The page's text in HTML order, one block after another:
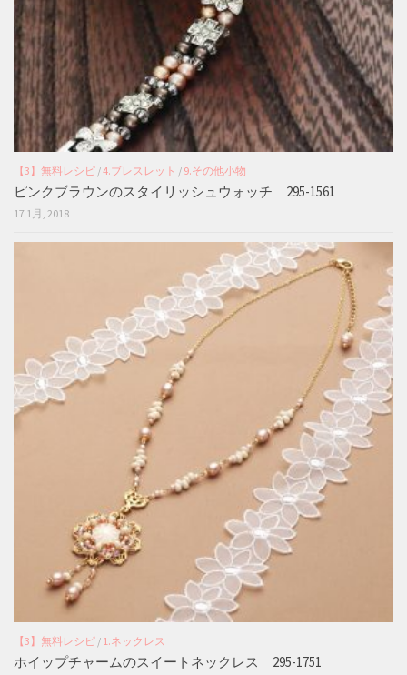
【3】無料レシピ /4.ブレスレット / 9.その他小物
ピンクブラウンのスタイリッシュウォッチ 295-1561
17 1月, 2018
【3】無料レシピ / 1.ネックレス
ホイップチャームのスイートネックレス 295-1751